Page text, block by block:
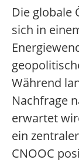
Die globale
sich in
Während
Nachfrage
erwartet
ein
CNOOC